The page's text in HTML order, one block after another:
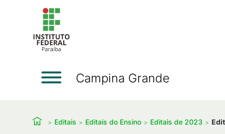
Campina Grande
Editais Editais do Ensino Editais de 2023